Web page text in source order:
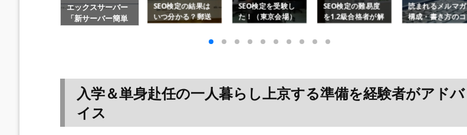
SEO検定の結果は
いつ分かる？郵送
で3日目に届きまし
SEO検定を受験し
た！（東京会場）
試験当日の流れや
感想・注意点をﾚﾋﾞ
SEO検定の難易度
を1.2級合格者が解
説｜勉強方法や資
格取得ﾒﾘｯﾄ
読まれるメルマガ
構成・書き方のコ
ツは？｜開封・ｸﾘｯ
ｸ率に効果あり
メルマガ開封率や
クリック率の業界
別の平均は？｜初
入学＆単身赴任の一人暮らし上京する準備を経験者がアドバ
イス